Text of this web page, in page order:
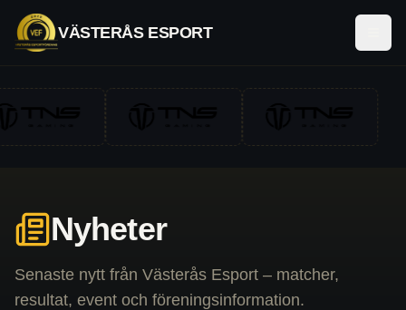
VÄSTERÅS ESPORT
Nyheter
Senaste nytt från Västerås Esport – matcher,
resultat, event och föreningsinformation.